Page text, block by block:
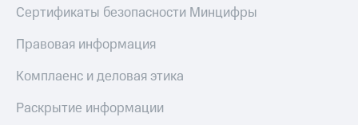
Планшеты
Акции
скидки
товары
Сертификаты безопасности Минцифры
Правовая информация
Комплаенс и деловая этика
Раскрытие информации